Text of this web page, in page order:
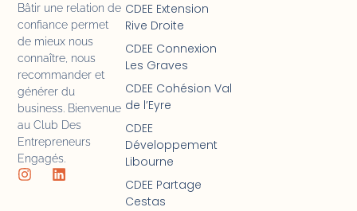
Bâtir une relation de
confiance permet
de mieux nous
connaître, nous
recommander et
générer du
business. Bienvenue
au Club Des
Entrepreneurs
Engagés.
CDEE Extension
Rive Droite
CDEE Connexion
Les Graves
CDEE Cohésion Val
de l’Eyre
CDEE
Développement
Libourne
CDEE Partage
Cestas